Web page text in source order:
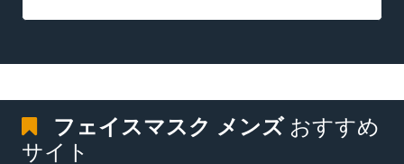
フェイスマスク メンズおすすめ
サイト